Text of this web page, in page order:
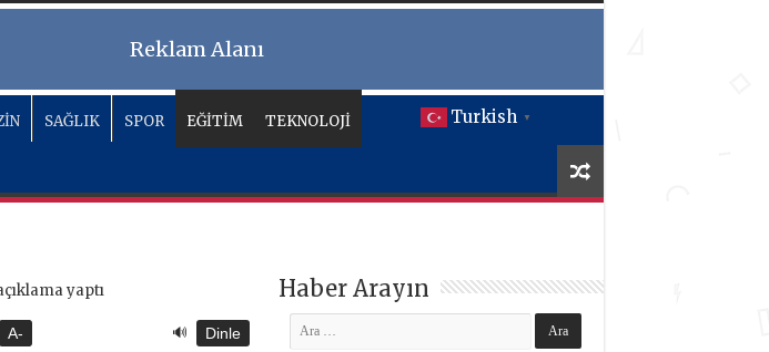
Reklam Alanı
Turkish ▼
SAĞLIK SPOR EĞİTİM TEKNOLOJİ
A- 🔊 Dinle
Haber Arayın